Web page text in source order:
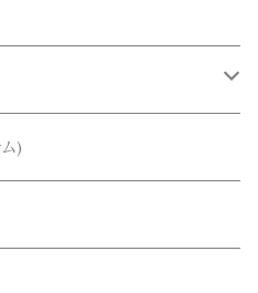
バーデザイン)
クトリー)
)